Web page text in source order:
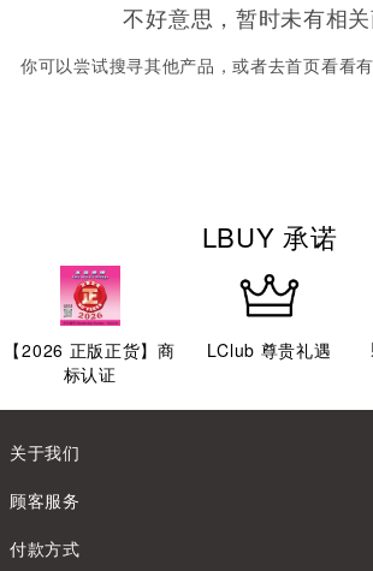
不好意思，暂时未有相
你可以尝试搜寻其他产品，或者去首页看看
LBUY 承诺
【2026 正版正货】商
标认证
LClub 尊贵礼遇
关于我们
顾客服务
付款方式